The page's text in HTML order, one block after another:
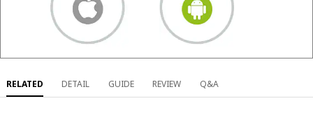
RELATED DETAIL GUIDE REVIEW Q&A